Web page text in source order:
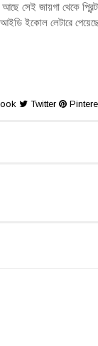
সেই জায়গা থেকে
আইডি ইকোল লেটারে
Twitter